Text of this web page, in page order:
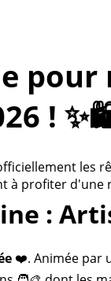
pour
!
à profiter
:
❤️. Animée par